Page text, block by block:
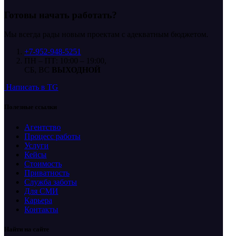
Готовы начать работать?
Мы всегда рады новым проектам с адекватным бюджетом.
+7-952-948-5251
ПН – ПТ: 10:00 – 19:00,
СБ, ВС ВЫХОДНОЙ
Написать в TG
Полезные ссылки
Агентство
Процесс работы
Услуги
Кейсы
Стоимость
Приватность
Служба заботы
Для СМИ
Карьера
Контакты
Найти на сайте